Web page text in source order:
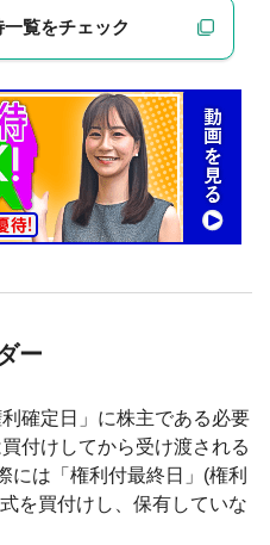
覧をチェック
ー
確定日」に株主である必要
付けしてから受け渡される
には「権利付最終日」(権利
を買付けし、保有していな